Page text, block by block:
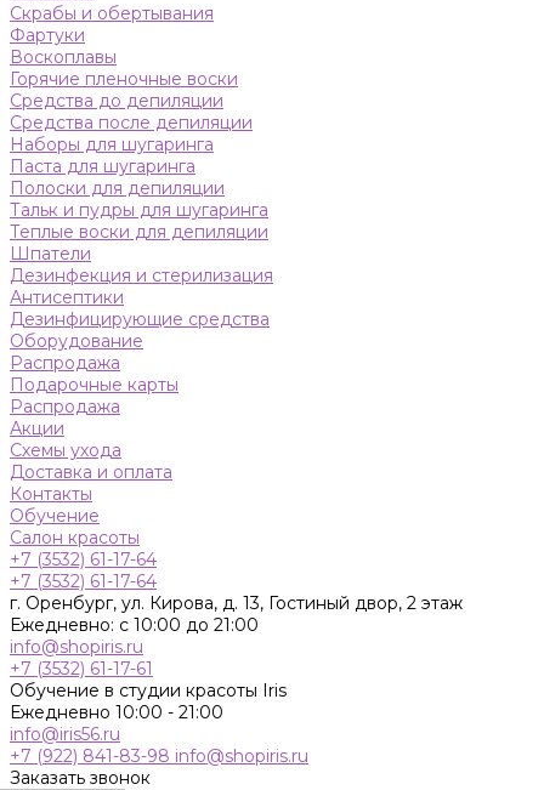
Скрабы и обертывания
Фартуки
Воскоплавы
Горячие пленочные воски
Средства до депиляции
Средства после депиляции
Наборы для шугаринга
Паста для шугаринга
Полоски для депиляции
Тальк и пудры для шугаринга
Теплые воски для депиляции
Шпатели
Дезинфекция и стерилизация
Антисептики
Дезинфицирующие средства
Оборудование
Распродажа
Подарочные карты
Распродажа
Акции
Схемы ухода
Доставка и оплата
Контакты
Обучение
Салон красоты
+7 (3532) 61-17-64
+7 (3532) 61-17-64
г. Оренбург, ул. Кирова, д. 13, Гостиный двор, 2 этаж
Ежедневно: с 10:00 до 21:00
info@shopiris.ru
+7 (3532) 61-17-61
Обучение в студии красоты Iris
Ежедневно 10:00 - 21:00
info@iris56.ru
+7 (922) 841-83-98 info@shopiris.ru
Заказать звонок